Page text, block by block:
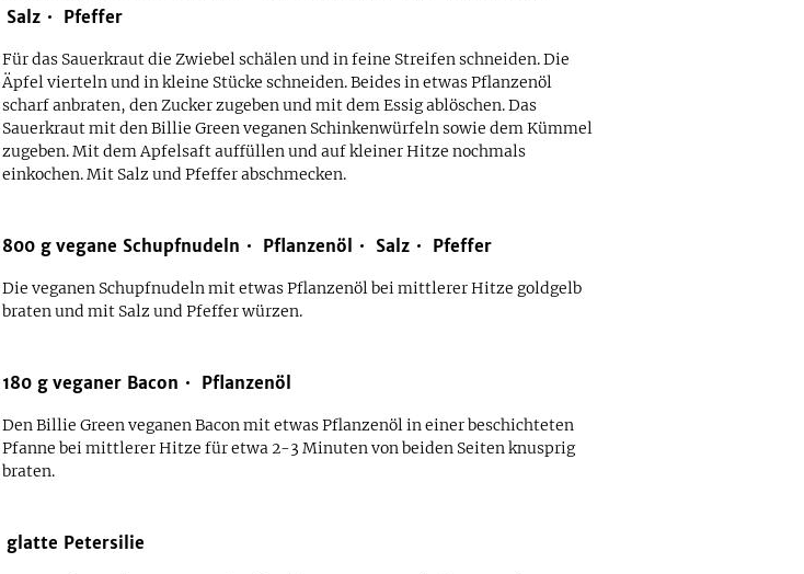
Salz
Pfeffer
Für das Sauerkraut die Zwiebel schälen und in feine Streifen schneiden. Die
Äpfel vierteln und in kleine Stücke schneiden. Beides in etwas Pflanzenöl
scharf anbraten, den Zucker zugeben und mit dem Essig ablöschen. Das
Sauerkraut mit den Billie Green veganen Schinkenwürfeln sowie dem Kümmel
zugeben. Mit dem Apfelsaft auffüllen und auf kleiner Hitze nochmals
einkochen. Mit Salz und Pfeffer abschmecken.
800 g vegane Schupfnudeln Pflanzenöl Salz Pfeffer
Die veganen Schupfnudeln mit etwas Pflanzenöl bei mittlerer Hitze goldgelb
braten und mit Salz und Pfeffer würzen.
180 g veganer Bacon Pflanzenöl
Den Billie Green veganen Bacon mit etwas Pflanzenöl in einer beschichteten
Pfanne bei mittlerer Hitze für etwa 2-3 Minuten von beiden Seiten knusprig
braten.
glatte Petersilie